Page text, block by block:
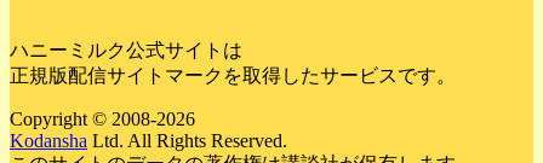
ハニーミルク公式サイトは
正規版配信サイトマークを取得したサービスです。
Copyright © 2008-2026
Kodansha Ltd. All Rights Reserved.